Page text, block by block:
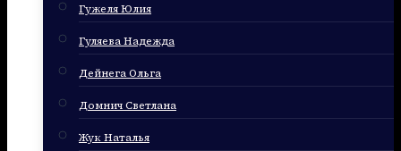
Гужеля Юлия
Гуляева Надежда
Дейнега Ольга
Домнич Светлана
Жук Наталья